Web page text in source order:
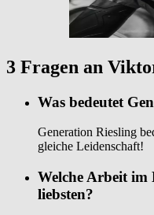
3 Fragen an
Was bedeutet
Generation Riesling
gleiche Leidenschaft!
Welche Arbeit im
liebsten?